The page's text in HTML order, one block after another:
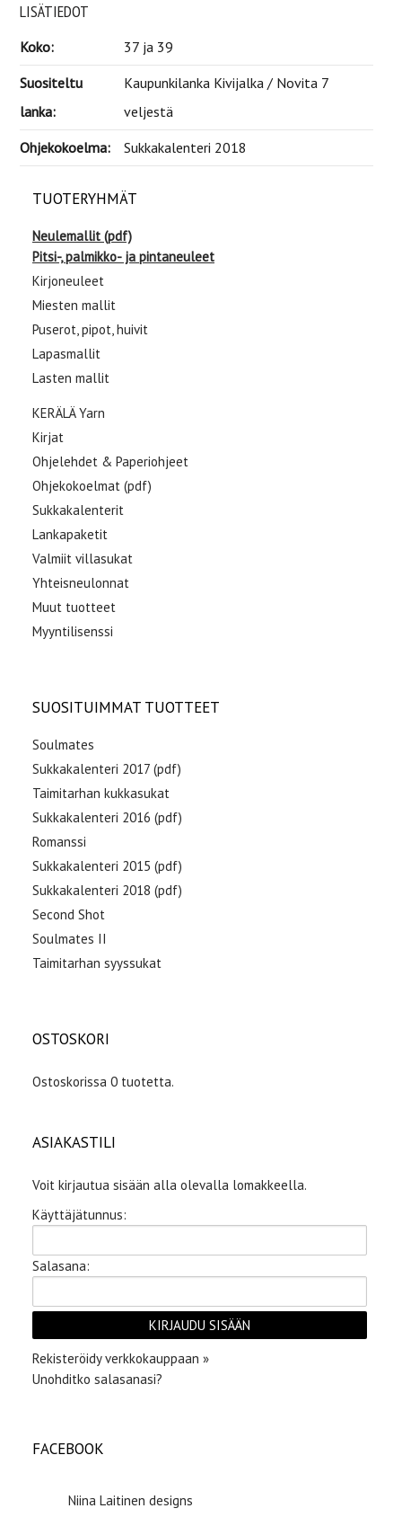
LISÄTIEDOT
Koko:
37 ja 39
Suositeltu
lanka:
Kaupunkilanka Kivijalka / Novita 7
veljestä
Ohjekokoelma:
Sukkakalenteri 2018
TUOTERYHMÄT
Neulemallit (pdf)
Pitsi-, palmikko- ja pintaneuleet
Kirjoneuleet
Miesten mallit
Puserot, pipot, huivit
Lapasmallit
Lasten mallit
KERÄLÄ Yarn
Kirjat
Ohjelehdet & Paperiohjeet
Ohjekokoelmat (pdf)
Sukkakalenterit
Lankapaketit
Valmiit villasukat
Yhteisneulonnat
Muut tuotteet
Myyntilisenssi
SUOSITUIMMAT TUOTTEET
Soulmates
Sukkakalenteri 2017 (pdf)
Taimitarhan kukkasukat
Sukkakalenteri 2016 (pdf)
Romanssi
Sukkakalenteri 2015 (pdf)
Sukkakalenteri 2018 (pdf)
Second Shot
Soulmates II
Taimitarhan syyssukat
OSTOSKORI
Ostoskorissa 0 tuotetta.
ASIAKASTILI
Voit kirjautua sisään alla olevalla lomakkeella.
Käyttäjätunnus:
Salasana:
Rekisteröidy verkkokauppaan »
Unohditko salasanasi?
FACEBOOK
Niina Laitinen designs